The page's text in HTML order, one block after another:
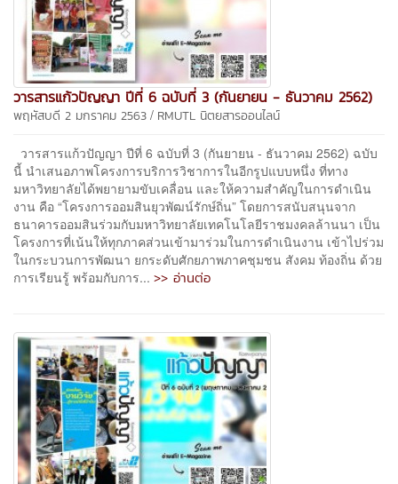
วารสารแก้วปัญญา ปีที่ 6 ฉบับที่ 3 (กันยายน - ธันวาคม 2562)
พฤหัสบดี 2 มกราคม 2563 / RMUTL นิตยสารออนไลน์
วารสารแก้วปัญญา ปีที่ 6 ฉบับที่ 3 (กันยายน - ธันวาคม 2562) ฉบับ
นี้ นําเสนอภาพโครงการบริการวิชาการในอีกรูปแบบหนึ่ง ที่ทาง
มหาวิทยาลัยได้พยายามขับเคลื่อน และให้ความสําคัญในการดําเนิน
งาน คือ “โครงการออมสินยุวพัฒน์รักษ์ถิ่น” โดยการสนับสนุนจาก
ธนาคารออมสินร่วมกับมหาวิทยาลัยเทคโนโลยีราชมงคลล้านนา เป็น
โครงการที่เน้นให้ทุกภาคส่วนเข้ามาร่วมในการดําเนินงาน เข้าไปร่วม
ในกระบวนการพัฒนา ยกระดับศักยภาพภาคชุมชน สังคม ท้องถิ่น ด้วย
การเรียนรู้ พร้อมกับการ... >> อ่านต่อ